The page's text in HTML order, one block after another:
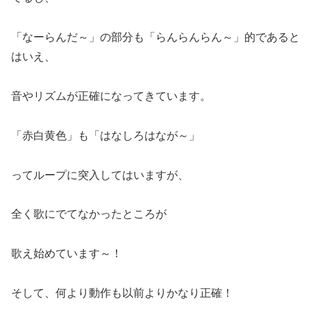
「なーらんだ～」の部分も「らんらんらん～」的であると
はいえ、
音やリズムが正確になってきています。
「赤白黄色」も「はなしろはなが～」
ってループに突入してはいますが、
全く歌にでてなかったところが
歌え始めています～！
そして、何より動作も以前よりかなり正確！